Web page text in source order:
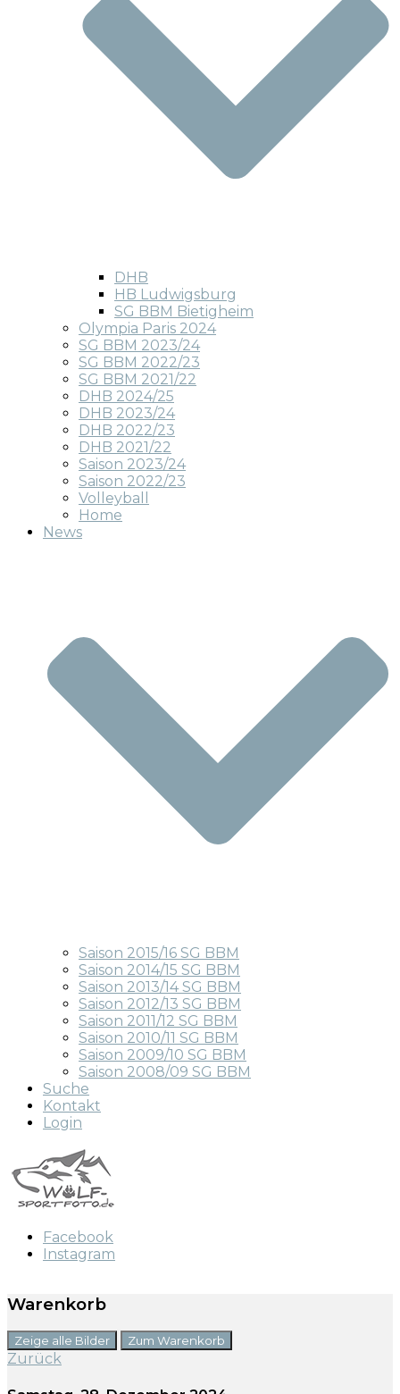
DHB
HB Ludwigsburg
SG BBM Bietigheim
Olympia Paris 2024
SG BBM 2023/24
SG BBM 2022/23
SG BBM 2021/22
DHB 2024/25
DHB 2023/24
DHB 2022/23
DHB 2021/22
Saison 2023/24
Saison 2022/23
Volleyball
Home
News
Saison 2015/16 SG BBM
Saison 2014/15 SG BBM
Saison 2013/14 SG BBM
Saison 2012/13 SG BBM
Saison 2011/12 SG BBM
Saison 2010/11 SG BBM
Saison 2009/10 SG BBM
Saison 2008/09 SG BBM
Suche
Kontakt
Login
Facebook
Instagram
Warenkorb
Zeige alle Bilder Zum Warenkorb
Zurück